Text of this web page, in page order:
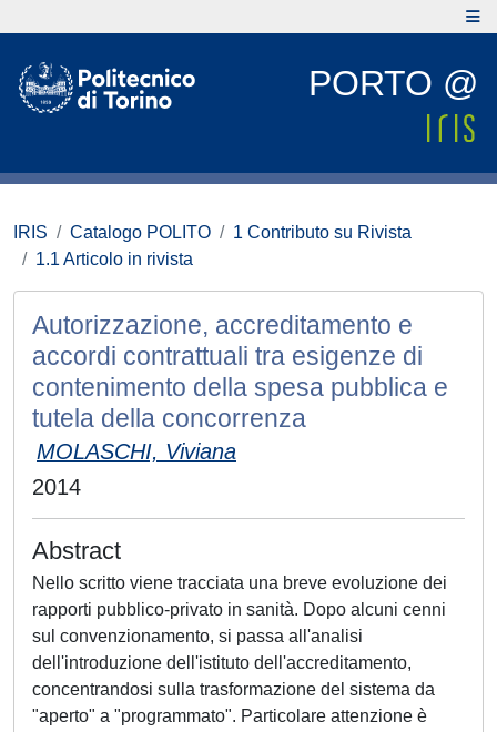
PORTO @
IRIS Catalogo POLITO
1 Contributo su Rivista
1.1 Articolo in rivista
Autorizzazione, accreditamento e
accordi contrattuali tra esigenze di
contenimento della spesa pubblica e
tutela della concorrenza
MOLASCHI, Viviana
2014
Abstract
Nello scritto viene tracciata una breve evoluzione dei
rapporti pubblico-privato in sanità. Dopo alcuni cenni
sul convenzionamento, si passa all'analisi
dell'introduzione dell'istituto dell'accreditamento,
concentrandosi sulla trasformazione del sistema da
"aperto" a "programmato". Particolare attenzione è